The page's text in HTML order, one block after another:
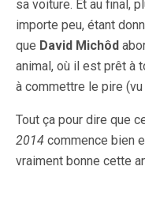
sa voiture. Et au final,
importe peu, étant
que David Michôd
animal, où il est prêt à
à commettre le pire (vu
Tout ça pour dire que
2014 commence bien
vraiment bonne cette